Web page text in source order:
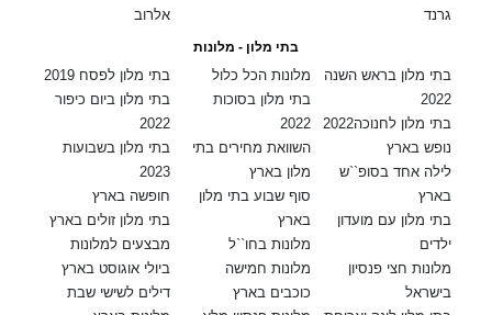
אלרוב
גרנד
בתי מלון - מלונות
בתי מלון לפסח 2019
בתי מלון ביום כיפור
2022
בתי מלון בשבועות
2023
חופשה בארץ
בתי מלון זולים בארץ
מבצעים למלונות
ביולי אוגוסט בארץ
דילים לשישי שבת
מלונות הכל כלול
בתי מלון בסוכות
2022
השוואת מחירים בתי
מלון בארץ
סוף שבוע בתי מלון
בארץ
מלונות בחו``ל
מלונות חמישה
כוכבים בארץ
בתי מלון בראש השנה
2022
בתי מלון לחנוכה2022
נופש בארץ
לילה אחד בסופ``ש
בארץ
בתי מלון עם מועדון
ילדים
מלונות חצי פנסיון
בישראל